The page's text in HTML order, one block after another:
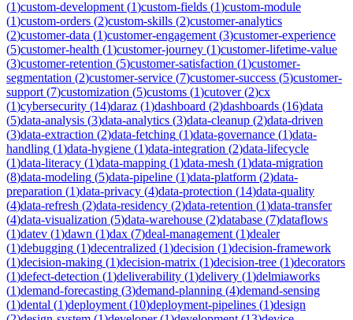
(1)custom-development (1)custom-fields (1)custom-module
(1)custom-orders (2)custom-skills (2)customer-analytics
(2)customer-data (1)customer-engagement (3)customer-experience
(5)customer-health (1)customer-journey (1)customer-lifetime-value
(3)customer-retention (5)customer-satisfaction (1)customer-
segmentation (2)customer-service (7)customer-success (5)customer-
support (7)customization (5)customs (1)cutover(2)cx
(1)cybersecurity (14)daraz (1)dashboard (2)dashboards (16)data
(5)data-analysis (3)data-analytics (3)data-cleanup (2)data-driven
(3)data-extraction (2)data-fetching (1)data-governance (1)data-
handling (1)data-hygiene (1)data-integration (2)data-lifecycle
(1)data-literacy (1)data-mapping (1)data-mesh (1)data-migration
(8)data-modeling (5)data-pipeline (1)data-platform (2)data-
preparation (1)data-privacy (4)data-protection (14)data-quality
(4)data-refresh (2)data-residency (2)data-retention (1)data-transfer
(4)data-visualization (5)data-warehouse (2)database (7)dataflows
(1)datev (1)dawn (1)dax (7)deal-management (1)dealer
(1)debugging (1)decentralized (1)decision (1)decision-framework
(1)decision-making (1)decision-matrix (1)decision-tree (1)decorators
(1)defect-detection (1)deliverability (1)delivery (1)delmiaworks
(1)demand-forecasting (3)demand-planning (4)demand-sensing
(1)dental (1)deployment (10)deployment-pipelines (1)design